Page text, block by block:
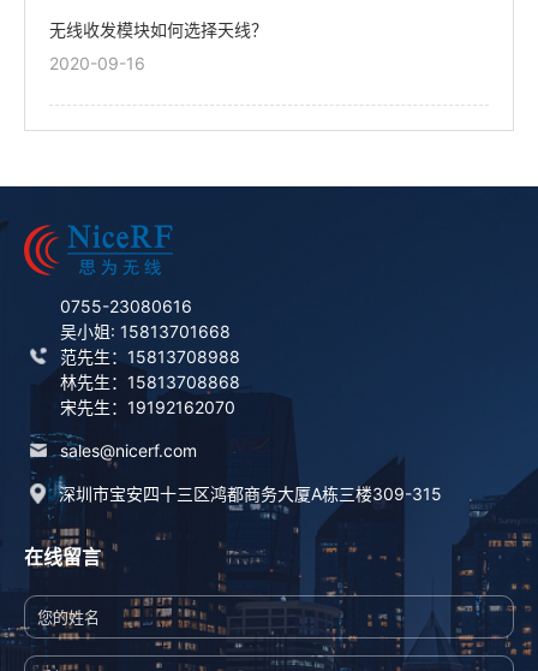
无线收发模块如何选择天线？
2020-09-16
0755-23080616
吴小姐: 15813701668
范先生：15813708988
林先生：15813708868
宋先生：19192162070
sales@nicerf.com
深圳市宝安四十三区鸿都商务大厦A栋三楼309-315
在线留言